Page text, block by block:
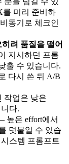
를 미리 준비하
동기로 체크인
려 품질을 떨어
지시하던 프롬
출 수 있습니다.
다시 쓴 뒤 A/B
업은 낮은
다.
높은 effort에서
덧붙일 수 있습
스템 프롬프트